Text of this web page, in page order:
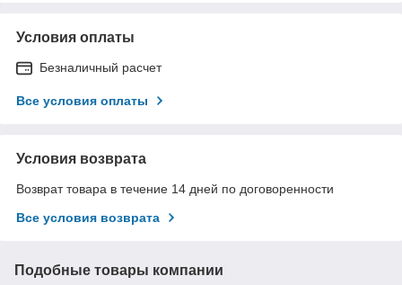
Условия оплаты
Безналичный расчет
Все условия оплаты
Условия возврата
Возврат товара в течение 14 дней по договоренности
Все условия возврата
Подобные товары компании